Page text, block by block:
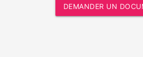
DEMANDER UN